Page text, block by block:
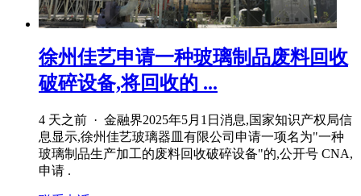
徐州佳艺申请一种玻璃制品废料回收
破碎设备,将回收的 ...
4 天之前 · 金融界2025年5月1日消息,国家知识产权局信
息显示,徐州佳艺玻璃器皿有限公司申请一项名为"一种
玻璃制品生产加工的废料回收破碎设备"的,公开号 CNA,
申请 .